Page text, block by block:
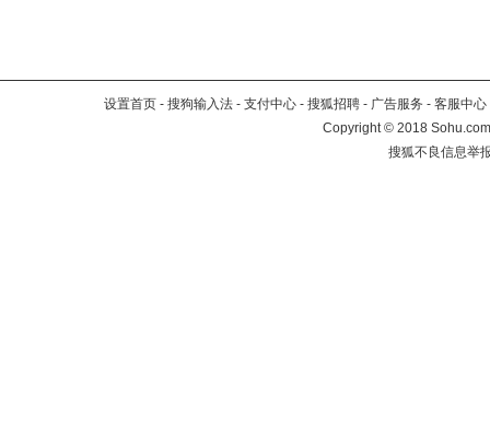
设置首页 - 搜狗输入法 - 支付中心 - 搜狐招聘 - 广告服务 - 客服中心
Copyright©2018
搜狐不良信息举